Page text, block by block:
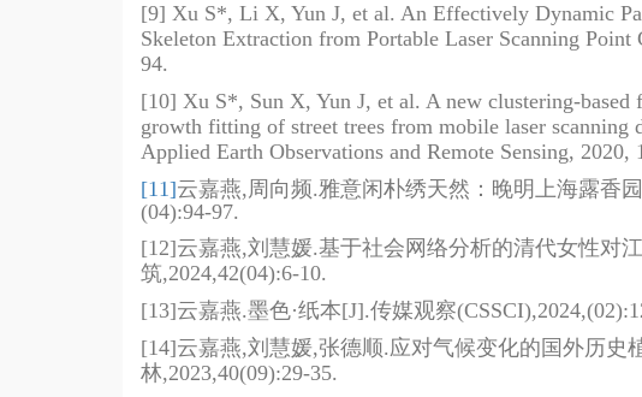
[9] Xu S*, Li X, Yun J, et al. An Effectively Dynamic
Skeleton Extraction from Portable Laser Scanning
94.
[10] Xu S*, Sun X, Yun J, et al. A new clustering-based
growth fitting of street trees from mobile laser scanning
Applied Earth Observations and Remote Sensing, 2020,
[11]云嘉燕,周向频.雅意闲朴绣天然：晚明上海露香
(04):94-97.
[12]云嘉燕,刘慧媛.基于社会网络分析的清代女性对
筑,2024,42(04):6-10.
[13]云嘉燕.墨色·纸本[J].传媒观察
[14]云嘉燕,刘慧媛,张德顺.应对气候变化的国外历史
林,2023,40(09):29-35.